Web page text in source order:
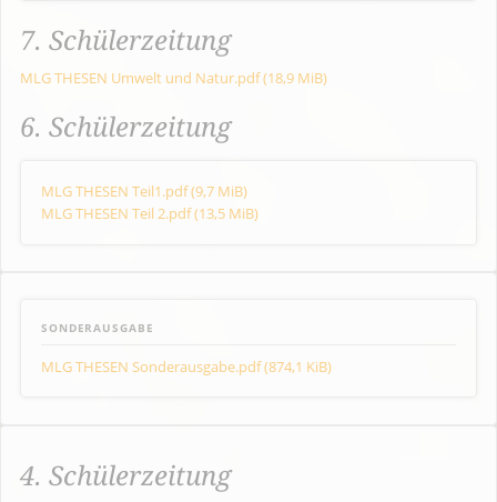
7. Schülerzeitung
MLG THESEN Umwelt und Natur.pdf(18,9 MiB)
6. Schülerzeitung
MLG THESEN Teil1.pdf(9,7 MiB)
MLG THESEN Teil 2.pdf(13,5 MiB)
SONDERAUSGABE
MLG THESEN Sonderausgabe.pdf(874,1 KiB)
4. Schülerzeitung